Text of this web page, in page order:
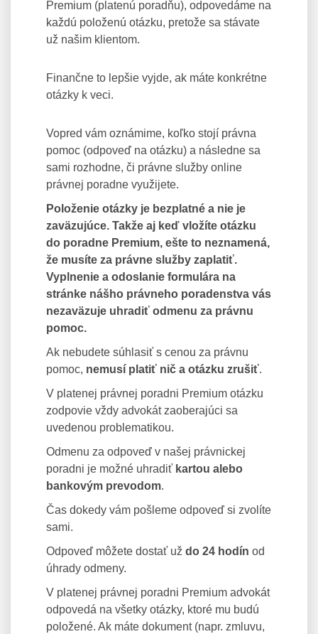
Premium (platenú poradňu), odpovedáme na
každú položenú otázku, pretože sa stávate
už našim klientom.
Finančne to lepšie vyjde, ak máte konkrétne
otázky k veci.
Vopred vám oznámime, koľko stojí právna
pomoc (odpoveď na otázku) a následne sa
sami rozhodne, či právne služby online
právnej poradne využijete.
Položenie otázky je bezplatné a nie je
zaväzujúce. Takže aj keď vložíte otázku
do poradne Premium, ešte to neznamená,
že musíte za právne služby zaplatiť.
Vyplnenie a odoslanie formulára na
stránke nášho právneho poradenstva vás
nezaväzuje uhradiť odmenu za právnu
pomoc.
Ak nebudete súhlasiť s cenou za právnu
pomoc, nemusí platiť nič a otázku zrušiť.
V platenej právnej poradni Premium otázku
zodpovie vždy advokát zaoberajúci sa
uvedenou problematikou.
Odmenu za odpoveď v našej právnickej
poradni je možné uhradiť kartou alebo
bankovým prevodom.
Čas dokedy vám pošleme odpoveď si zvolíte
sami.
Odpoveď môžete dostať už do 24 hodín od
úhrady odmeny.
V platenej právnej poradni Premium advokát
odpovedá na všetky otázky, ktoré mu budú
položené. Ak máte dokument (napr. zmluvu,